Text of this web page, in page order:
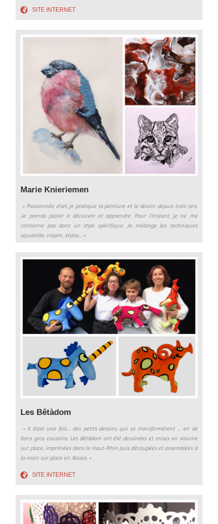
SITE INTERNET
Marie Knieriemen
» Passionnée d’art, je pratique la peinture et le dessin depuis trois ans.
Je prends plaisir à découvrir et apprendre. Pour l’instant, je ne me
cantonne pas dans un style spécifique. Je mélange les techniques
aquarelle, crayon, stylos… «
Les Bêtàdom
» Il était une fois… des petits dessins qui se transformèrent … en de
bons gros coussins. Les Bêtàdom ont été dessinées et mises en volume
sur place, imprimées dans le Haut-Rhin puis découpées et assemblées à
la main sur place en Alsace. «
SITE INTERNET